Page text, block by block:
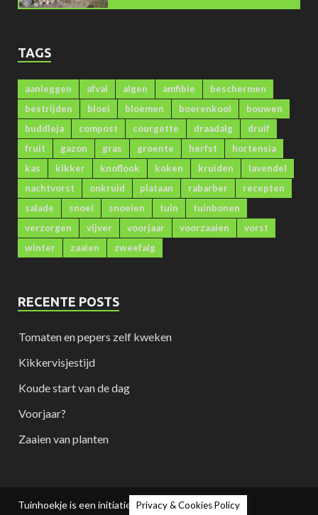
TAGS
aanleggen afval algen amfibie
beschermen
bestrijden
bloei bloemen boerenkool
bouwen
buddleja
compost courgette draadalg
druif
fruit
gazon gras groente herfst
hortensia
kas
kikker knoflook koken kruiden
lavendel
nachtvorst
onkruid plataan rabarber
recepten
salade
snoei snoeien tuin
tuinbonen
verzorgen
vijver voorjaar voorzaaien
vorst
winter
zaaien zweefalg
RECENTE POSTS
Tomaten en pepers zelf kweken
Kikkervisjestijd
Koude start van de dag
Voorjaar?
Zaaien van planten
Tuinhoekje is een initiatief van Bio-Vision
Privacy & Cookies Policy